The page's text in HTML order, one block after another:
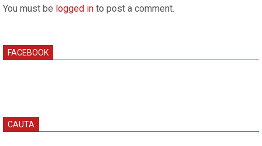
You must be logged in to post a comment.
FACEBOOK
CAUTA